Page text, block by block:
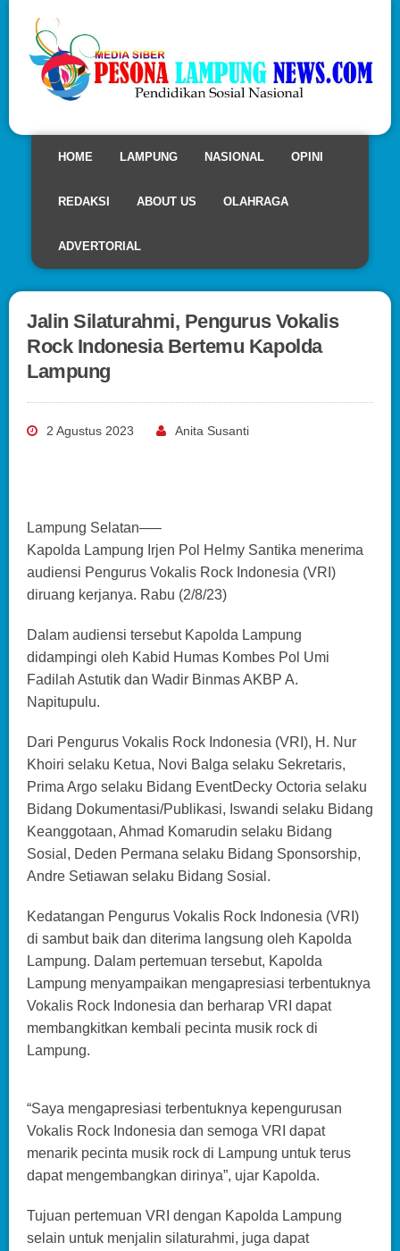
HOME LAMPUNG NASIONAL OPINI
REDAKSI ABOUT US OLAHRAGA
ADVERTORIAL
Jalin Silaturahmi, Pengurus Vokalis
Rock Indonesia Bertemu Kapolda
Lampung
2 Agustus 2023 Anita Susanti
Lampung Selatan—–
Kapolda Lampung Irjen Pol Helmy Santika menerima
audiensi Pengurus Vokalis Rock Indonesia (VRI)
diruang kerjanya. Rabu (2/8/23)
Dalam audiensi tersebut Kapolda Lampung
didampingi oleh Kabid Humas Kombes Pol Umi
Fadilah Astutik dan Wadir Binmas AKBP A.
Napitupulu.
Dari Pengurus Vokalis Rock Indonesia (VRI), H. Nur
Khoiri selaku Ketua, Novi Balga selaku Sekretaris,
Prima Argo selaku Bidang EventDecky Octoria selaku
Bidang Dokumentasi/Publikasi, Iswandi selaku Bidang
Keanggotaan, Ahmad Komarudin selaku Bidang
Sosial, Deden Permana selaku Bidang Sponsorship,
Andre Setiawan selaku Bidang Sosial.
Kedatangan Pengurus Vokalis Rock Indonesia (VRI)
di sambut baik dan diterima langsung oleh Kapolda
Lampung. Dalam pertemuan tersebut, Kapolda
Lampung menyampaikan mengapresiasi terbentuknya
Vokalis Rock Indonesia dan berharap VRI dapat
membangkitkan kembali pecinta musik rock di
Lampung.
“Saya mengapresiasi terbentuknya kepengurusan
Vokalis Rock Indonesia dan semoga VRI dapat
menarik pecinta musik rock di Lampung untuk terus
dapat mengembangkan dirinya”, ujar Kapolda.
Tujuan pertemuan VRI dengan Kapolda Lampung
selain untuk menjalin silaturahmi, juga dapat